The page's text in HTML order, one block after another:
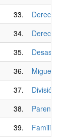
33.
Derecho de
34.
Derechos
35.
Desastres
36.
Miguel Grau
37.
División de
38.
Parentesco
39.
Familia